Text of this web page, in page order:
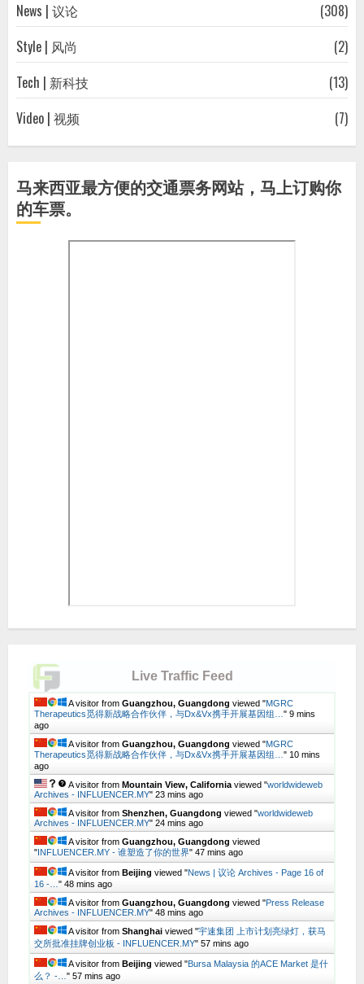
News | 议论
(308)
Style | 风尚
(2)
Tech | 新科技
(13)
Video | 视频
(7)
马来西亚最方便的交通票务网站，马上订购你
的车票。
Live Traffic Feed
A visitor from Guangzhou, Guangdong viewed "MGRC
Therapeutics觅得新战略合作伙伴，与Dx&Vx携手开展基因组… " 9 mins
ago
A visitor from Guangzhou, Guangdong viewed "MGRC
Therapeutics觅得新战略合作伙伴，与Dx&Vx携手开展基因组… " 10 mins
ago
A visitor from Mountain View, California viewed "worldwideweb
Archives - INFLUENCER.MY" 23 mins ago
A visitor from Shenzhen, Guangdong viewed "worldwideweb
Archives - INFLUENCER.MY" 24 mins ago
A visitor from Guangzhou, Guangdong viewed
"INFLUENCER.MY - 谁塑造了你的世界" 47 mins ago
A visitor from Beijing viewed "News | 议论 Archives - Page 16 of
16 -… " 48 mins ago
A visitor from Guangzhou, Guangdong viewed "Press Release
Archives - INFLUENCER.MY" 48 mins ago
A visitor from Shanghai viewed "宇速集团 上市计划亮绿灯，获马
交所批准挂牌创业板 - INFLUENCER.MY" 57 mins ago
A visitor from Beijing viewed "Bursa Malaysia 的ACE Market 是什
么？ -… " 57 mins ago